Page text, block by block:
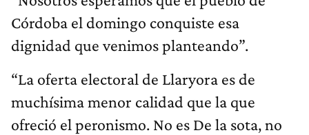
Córdoba el domingo conquiste esa
dignidad que venimos planteando”.
“La oferta electoral de Llaryora es de
muchísima menor calidad que la que
ofreció el peronismo. No es De la sota, no